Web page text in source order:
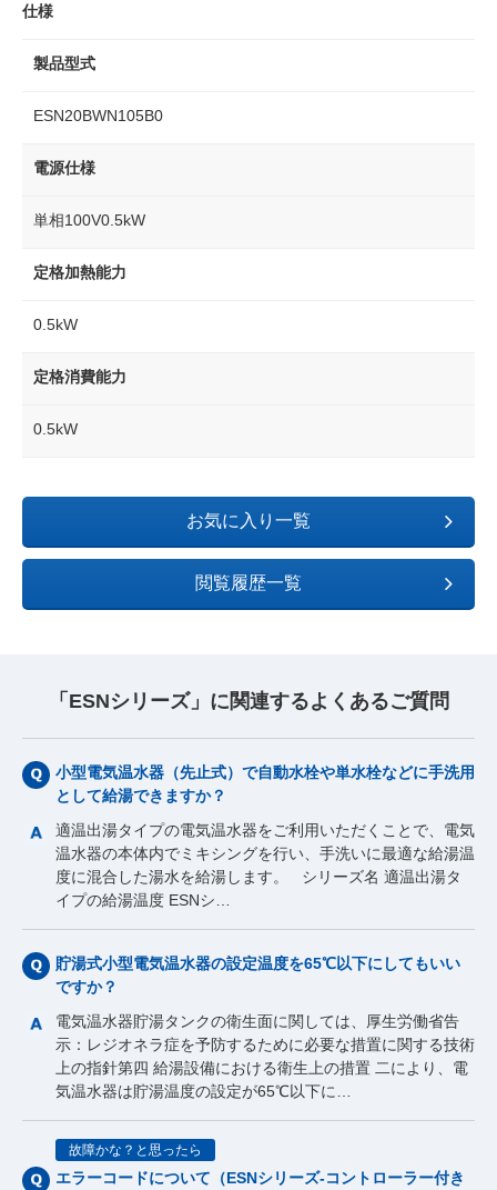
仕様
製品型式
ESN20BWN105B0
電源仕様
単相100V0.5kW
定格加熱能力
0.5kW
定格消費能力
0.5kW
お気に入り一覧
閲覧履歴一覧
「ESNシリーズ」に関連するよくあるご質問
小型電気温水器（先止式）で自動水栓や単水栓などに手洗用
として給湯できますか？
適温出湯タイプの電気温水器をご利用いただくことで、電気
温水器の本体内でミキシングを行い、手洗いに最適な給湯温
度に混合した湯水を給湯します。 シリーズ名 適温出湯タ
イプの給湯温度 ESNシ…
貯湯式小型電気温水器の設定温度を65℃以下にしてもいい
ですか？
電気温水器貯湯タンクの衛生面に関しては、厚生労働省告
示：レジオネラ症を予防するために必要な措置に関する技術
上の指針第四 給湯設備における衛生上の措置 二により、電
気温水器は貯湯温度の設定が65℃以下に…
故障かな？と思ったら
エラーコードについて（ESNシリーズ-コントローラー付き